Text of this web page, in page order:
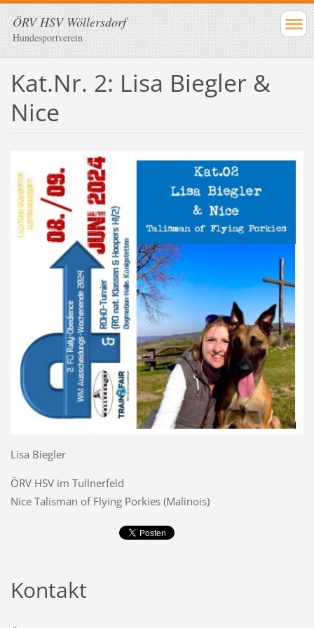
ÖRV HSV Wöllersdorf
Hundesportverein
Kat.Nr. 2: Lisa Biegler &
Nice
Lisa Biegler
ÖRV HSV im Tullnerfeld
Nice Talisman of Flying Porkies (Malinois)
Kontakt